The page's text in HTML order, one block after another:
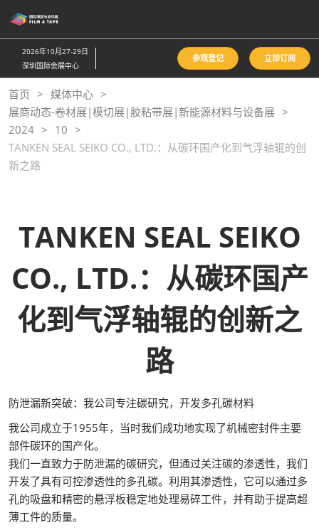
接
跳
至
内
容
2026年10月27-29日
深圳国际会展中心
参观登记 立即订阅
首页
媒体中心
展商动态-卷材展|模切展|胶粘带展|新能源材料与设备展
2024
10
TANKEN SEAL SEIKO CO., LTD.：从碳环国产化到气浮轴辊的创
新之路
TANKEN SEAL SEIKO
CO., LTD.：从碳环国产
化到气浮轴辊的创新之
路
防泄漏新突破：我公司专注碳研究，开发多孔碳材料
我公司成立于1955年，当时我们成功地实现了机械密封件主要
部件碳环的国产化。
我们一直致力于防泄漏的碳研究，但通过关注碳的渗透性，我们
开发了具有可控渗透性的多孔碳。利用其渗透性，它可以通过多
孔的吸盘和精密的悬浮板稳定地处理易碎工件，并有助于提高超
薄工件的质量。